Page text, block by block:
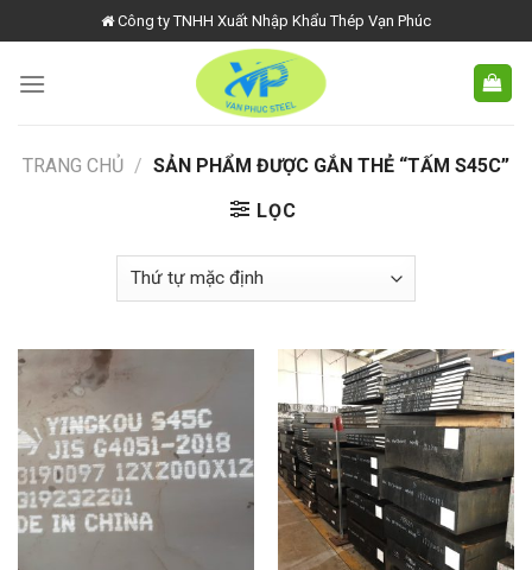
to
content
Công ty TNHH Xuất Nhập Khẩu Thép Vạn Phúc
TRANG CHỦ / SẢN PHẨM ĐƯỢC GẮN THẺ “TẤM S45C”
LỌC